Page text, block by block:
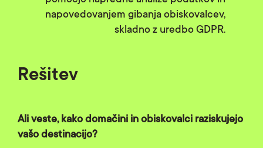
napovedovanjem gibanja obiskovalcev,
skladno z uredbo GDPR.
Rešitev
Ali veste, kako domačini in obiskovalci raziskujejo
vašo destinacijo?